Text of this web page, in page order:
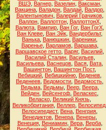
ВШЭ, Вагнер, Вазелин, Ваксман,
Вакцина Валадон Валдай Валдор
Валентынович
Валерий Грачиков,
Валлон, Валлоттон, ВаллоттонХ,
Валюта Вампир Ван Гог, Ван ГогХ
Ван Клеве Ван Эйк Вандербильт,
Ванька Ванюшкин Вареники
Варенье, Варламов, Варшава,
Варшавское гетто Варяг, Василий
Василий Сталин, Васильев,
Васильева Васнецов Вася Вата
Вашингтон Вашингтон Пост,
Вебицкий Вебицкийню Веденев
Веденеев Ведомости Ведомость
Ведьма, Ведьмы, Веер, Веера,
Вейден Вейсенгоф Веласкес
Веласко, Великий Князь,
Великобритания Веллер Велосипед
Велосипедист, Вена Венгрия
Венедиктов Венера Венеры
Венеция, Вениамин, Вера, Верба,